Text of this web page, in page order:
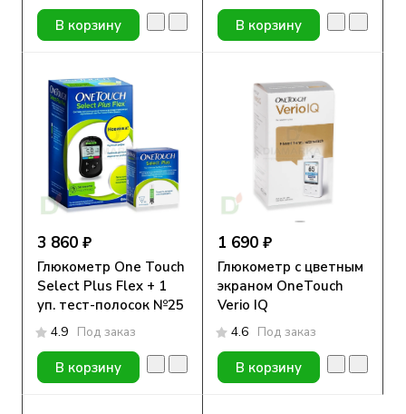
В корзину В корзину
3 860 ₽
Глюкометр One Touch
Select Plus Flex + 1
уп. тест-полосок №25
4.9 Под заказ
В корзину
1 690 ₽
Глюкометр с цветным
экраном OneTouch
Verio IQ
4.6 Под заказ
В корзину